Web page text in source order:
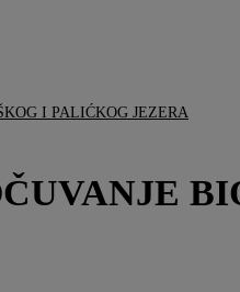
I PALIĆKOG JEZERA